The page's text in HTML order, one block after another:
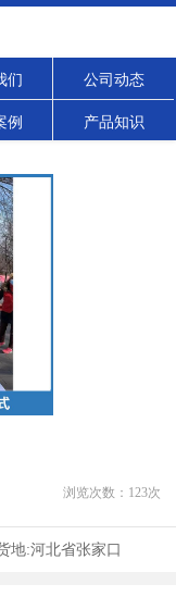
们 公司动态
例 产品知识
浏览次数： 123次
地:河北省张家口